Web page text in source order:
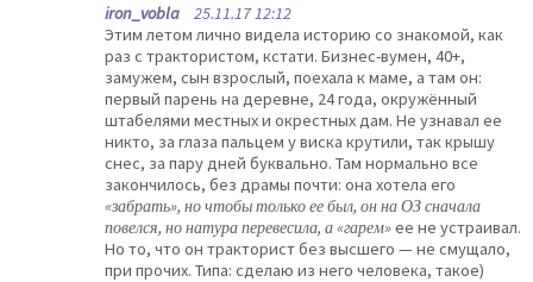
iron_vobla 25.11.17 12:12
Этим летом лично видела историю со знакомой, как
раз с трактористом, кстати. Бизнес-вумен, 40+,
замужем, сын взрослый, поехала к маме, а там он:
первый парень на деревне, 24 года, окружённый
штабелями местных и окрестных дам. Не узнавал ее
никто, за глаза пальцем у виска крутили, так крышу
снес, за пару дней буквально. Там нормально все
закончилось, без драмы почти: она хотела его
«забрать», но чтобы только ее был, он на ОЗ сначала
повелся, но натура перевесила, а «гарем»ее не устраивал.
Но то, что он тракторист без высшего — не смущало,
при прочих. Типа: сделаю из него человека, такое)